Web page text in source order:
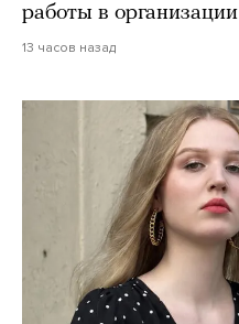
работы в организации
13 часов назад